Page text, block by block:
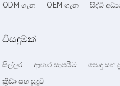
ODM ගැන OEM ගැන සිද්ධි
විසඳුමක්
සිල්ලර ආහාර සැපයීම පොදු සහ
ක්‍රීඩා සහ සූදුව